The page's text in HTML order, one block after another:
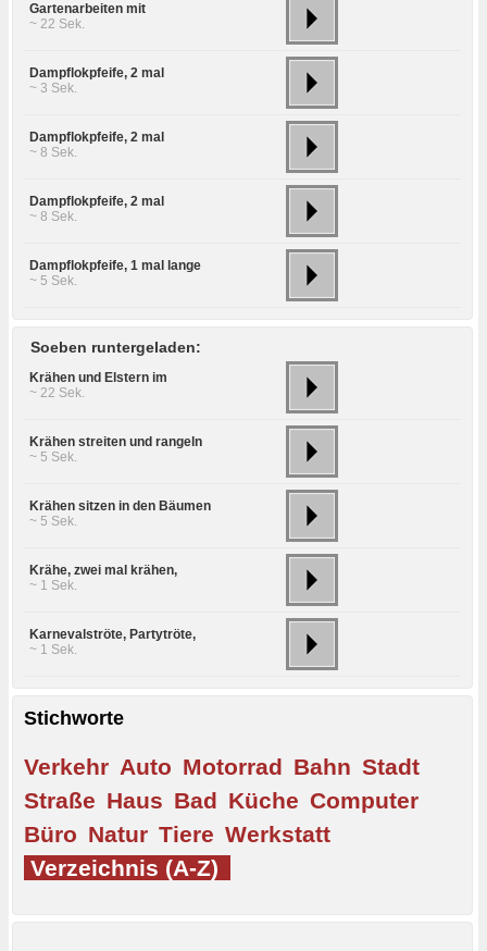
Gartenarbeiten mit
~ 22 Sek.
Dampflokpfeife, 2 mal
~ 3 Sek.
Dampflokpfeife, 2 mal
~ 8 Sek.
Dampflokpfeife, 2 mal
~ 8 Sek.
Dampflokpfeife, 1 mal lange
~ 5 Sek.
Soeben runtergeladen:
Krähen und Elstern im
~ 22 Sek.
Krähen streiten und rangeln
~ 5 Sek.
Krähen sitzen in den Bäumen
~ 5 Sek.
Krähe, zwei mal krähen,
~ 1 Sek.
Karnevalströte, Partytröte,
~ 1 Sek.
Stichworte
Verkehr Auto Motorrad Bahn Stadt
Straße Haus Bad Küche Computer
Büro Natur Tiere Werkstatt
Verzeichnis (A-Z)